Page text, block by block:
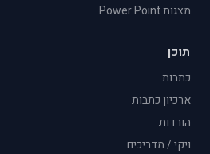
מצגות Power Point
תוכן
כתבות
ארכיון כתבות
הורדות
ויקי / מדריכים